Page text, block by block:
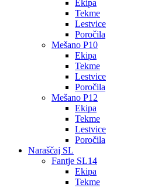
Ekipa
Tekme
Lestvice
Poročila
Mešano P10
Ekipa
Tekme
Lestvice
Poročila
Mešano P12
Ekipa
Tekme
Lestvice
Poročila
Naraščaj SL
Fantje SL14
Ekipa
Tekme